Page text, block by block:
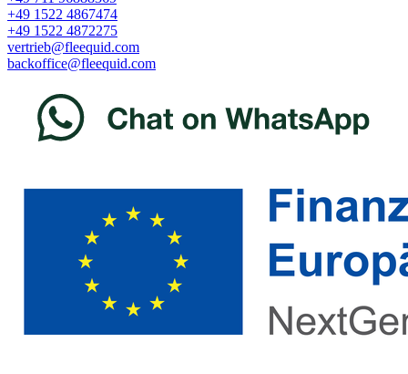
+49 1522 4867474
+49 1522 4872275
vertrieb@fleequid.com
backoffice@fleequid.com